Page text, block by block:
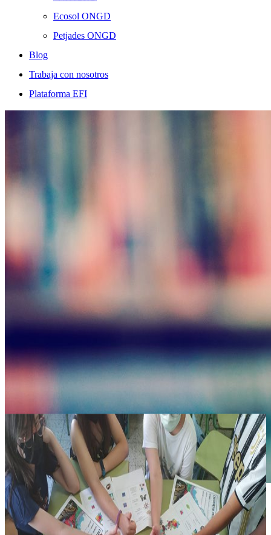
Ecosol ONGD
Petjades ONGD
Blog
Trabaja con nosotros
Plataforma EFI